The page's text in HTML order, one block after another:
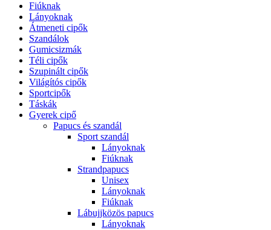
Fiúknak
Lányoknak
Átmeneti cipők
Szandálok
Gumicsizmák
Téli cipők
Szupinált cipők
Világítós cipők
Sportcipők
Táskák
Gyerek cipő
Papucs és szandál
Sport szandál
Lányoknak
Fiúknak
Strandpapucs
Unisex
Lányoknak
Fiúknak
Lábujjközös papucs
Lányoknak